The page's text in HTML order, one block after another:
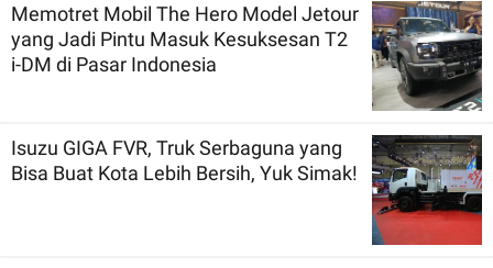
Memotret Mobil The Hero Model Jetour
yang Jadi Pintu Masuk Kesuksesan T2
i-DM di Pasar Indonesia
Isuzu GIGA FVR, Truk Serbaguna yang
Bisa Buat Kota Lebih Bersih, Yuk Simak!